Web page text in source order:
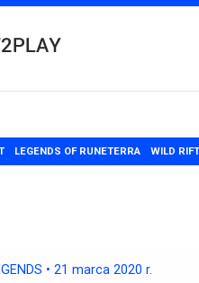
LEGENDS OF RUNETERRA WILD RIFT
• 21 marca 2020 r.